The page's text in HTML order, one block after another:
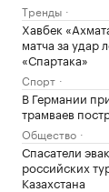
Тренды
Хавбек
матча за удар
«Спартака»
Спорт
В Германии
трамваев
Общество
Спасатели
российских
Казахстана